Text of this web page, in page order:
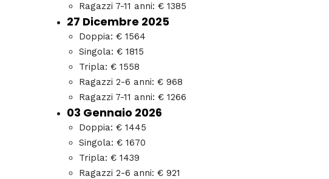
Ragazzi 7-11 anni: € 1385
27 Dicembre 2025
Doppia: € 1564
Singola: € 1815
Tripla: € 1558
Ragazzi 2-6 anni: € 968
Ragazzi 7-11 anni: € 1266
03 Gennaio 2026
Doppia: € 1445
Singola: € 1670
Tripla: € 1439
Ragazzi 2-6 anni: € 921